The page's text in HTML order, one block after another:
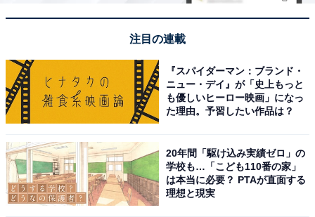
注目の連載
『スパイダーマン：ブランド・
ニュー・デイ』が「史上もっと
も優しいヒーロー映画」になっ
た理由。予習したい作品は？
20年間「駆け込み実績ゼロ」の
学校も…「こども110番の家」
は本当に必要？ PTAが直面する
理想と現実